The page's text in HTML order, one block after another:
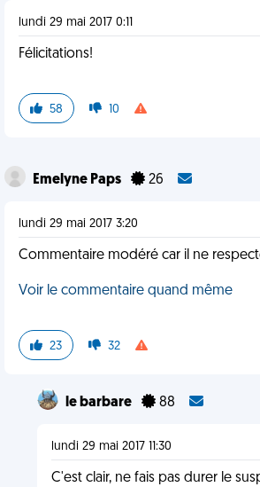
lundi 29 mai 2017 0:11
Félicitations!
58 10
Emelyne Paps 26
lundi 29 mai 2017 3:20
Commentaire modéré car il ne
Voir le commentaire quand même
23 32
le barbare 88
lundi 29 mai 2017 11:30
C'est clair, ne fais pas durer le